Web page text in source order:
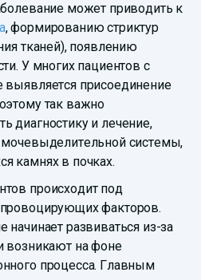
может приводить к
, формированию стриктур
тканей), появлению
У многих пациентов с
присоединение
так важно
диагностику и лечение,
мочевыделительной системы,
камнях в почках.
происходит под
факторов.
развиваться из-за
возникают на фоне
процесса. Главным